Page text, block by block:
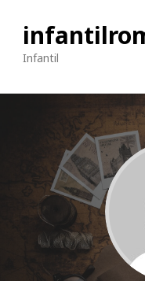
Infantil